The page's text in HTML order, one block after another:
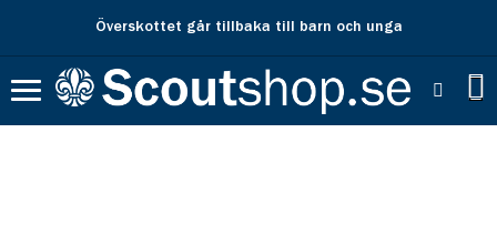
Överskottet går tillbaka till barn och unga